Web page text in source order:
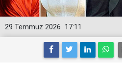
17:11
29 Temmuz 2026